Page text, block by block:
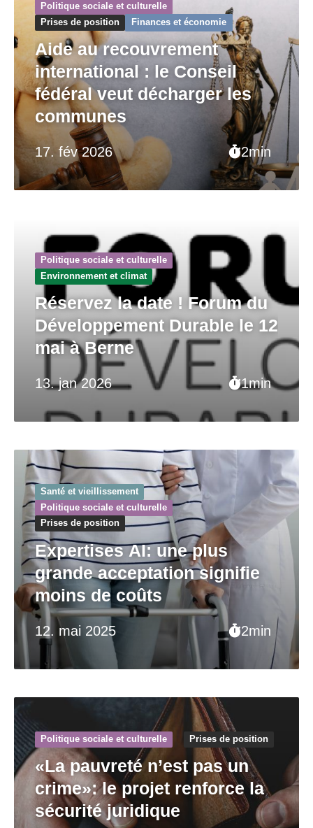
17. fév 2026 2min
Politique sociale et culturelle
Prises de position
Finances et économie
Aide au recouvrement
international : le Conseil
fédéral veut décharger les
communes
13. jan 2026 1min
Politique sociale et culturelle
Environnement et climat
Réservez la date ! Forum du
Développement Durable le 12
mai à Berne
12. mai 2025 2min
Santé et vieillissement
Politique sociale et culturelle
Prises de position
Expertises AI: une plus
grande acceptation signifie
moins de coûts
Politique sociale et culturelle Prises de position
«La pauvreté n’est pas un
crime»: le projet renforce la
sécurité juridique